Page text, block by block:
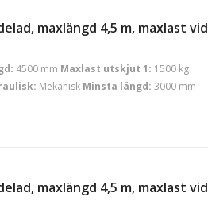
maxlängd 4,5 m, maxlast vid
4500 mm Maxlast utskjut 1: 1500 kg
Mekanisk Minsta längd: 3000 mm
maxlängd 4,5 m, maxlast vid